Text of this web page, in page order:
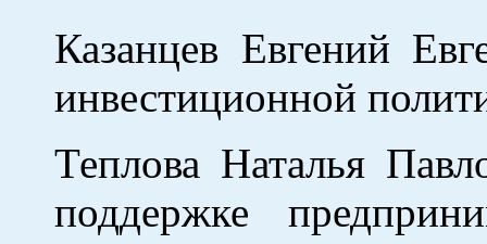
Казанцев Евгений
инвестиционной
Теплова Наталья
поддержке